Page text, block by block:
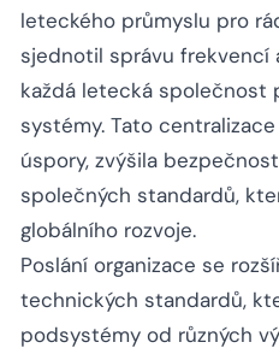
leteckého průmyslu pro
sjednotil správu frekvencí
každá letecká společnost
systémy. Tato
úspory, zvýšila
společných standardů,
globálního rozvoje.
Poslání organizace se
technických standardů,
podsystémy od různých